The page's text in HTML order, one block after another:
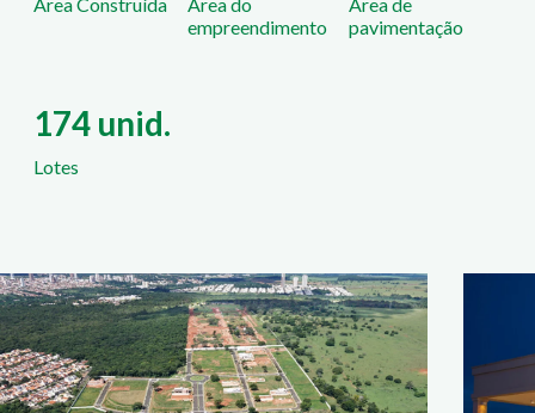
empreendimento
pavimentação
174 unid.
Lotes